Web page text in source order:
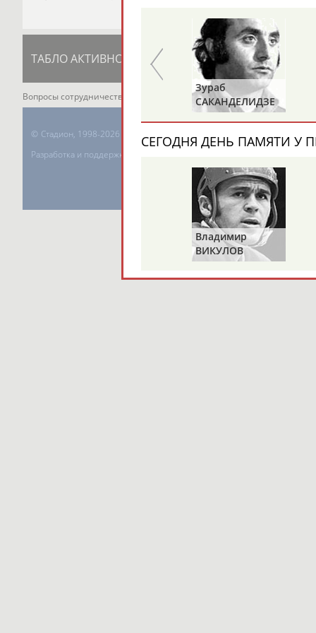
ТАБЛО АКТИВНОСТИ ЦЕЛИ ПРОЕКТА
Вопросы сотрудничества и совместной деятельности
© Стадион, 1998-2026
Разработка и поддержка ООО НАИТ «Стадион»
Александр
ГОРЕЛИК
Зураб
САКАНДЕЛИДЗЕ
СЕГОДНЯ ДЕНЬ ПАМЯТИ У
Владимир
ВИКУЛОВ